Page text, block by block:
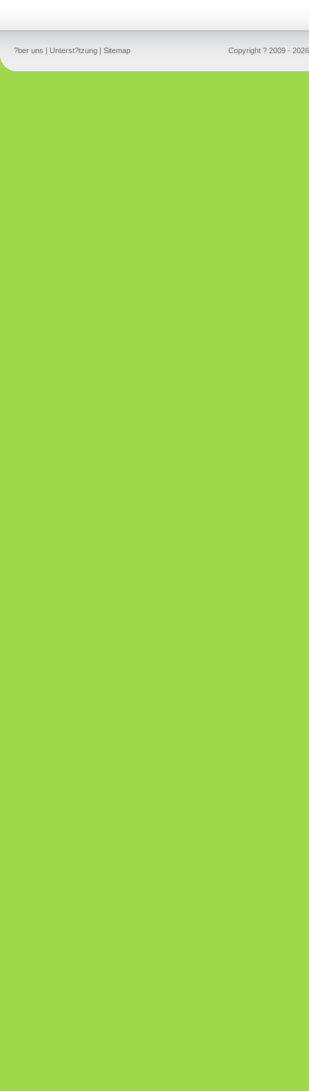
?ber uns | Unterst?tzung | Sitemap Copyright ? 2009 -